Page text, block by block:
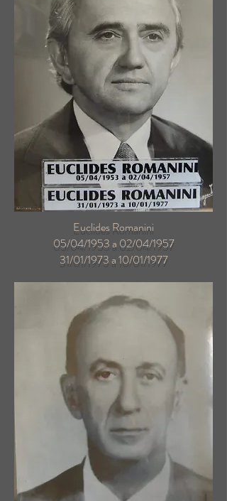
Euclides Romanini
05/04/1953 a 02/04/1957
31/01/1973 a 10/01/1977